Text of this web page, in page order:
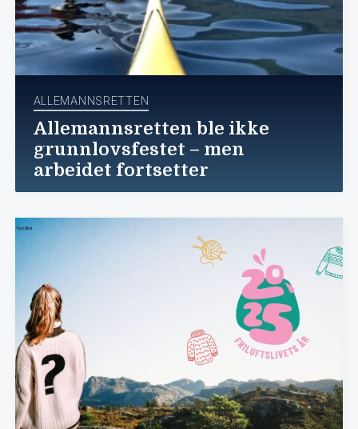
ALLEMANNSRETTEN
Allemannsretten ble ikke
grunnlovsfestet – men
arbeidet fortsetter